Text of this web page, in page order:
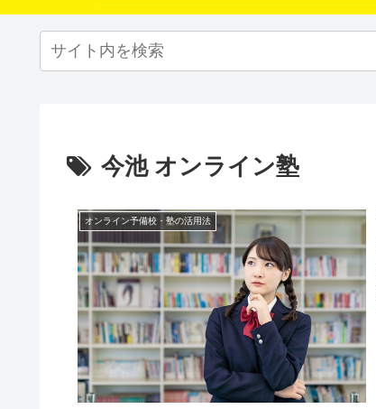
今池 オンライン塾
オンライン予備校・塾の活用法